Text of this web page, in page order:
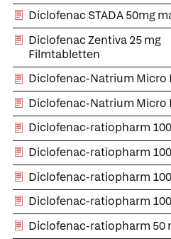
Diclofenac STADA 50mg
Diclofenac Zentiva 25 mg
Filmtabletten
Diclofenac-Natrium Micro
Diclofenac-Natrium Micro
Diclofenac-ratiopharm
Diclofenac-ratiopharm
Diclofenac-ratiopharm
Diclofenac-ratiopharm
Diclofenac-ratiopharm 50